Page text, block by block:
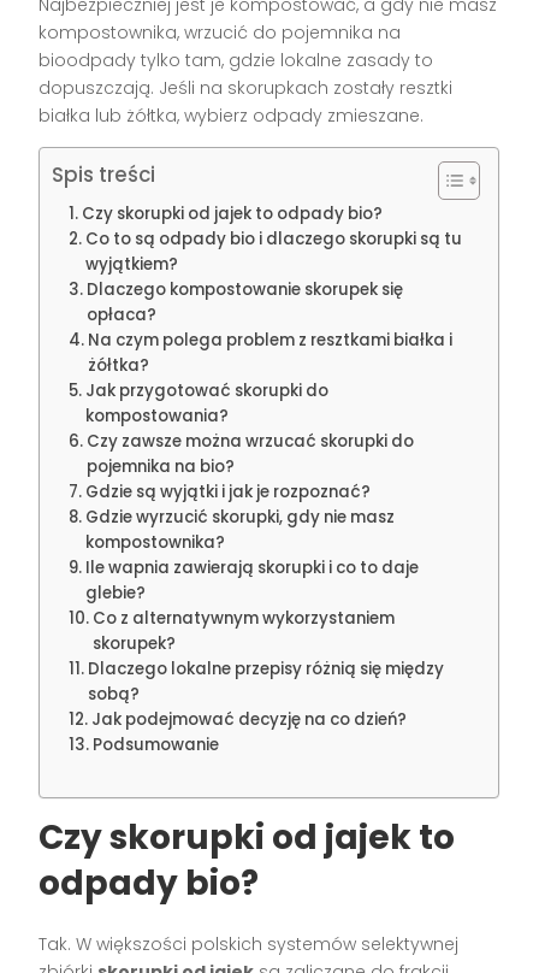
kompostownika, wrzucić do pojemnika na
bioodpady tylko tam, gdzie lokalne zasady to
dopuszczają. Jeśli na skorupkach zostały resztki
białka lub żółtka, wybierz odpady zmieszane.
Spis treści
Czy skorupki od jajek to odpady bio?
Co to są odpady bio i dlaczego skorupki są tu
wyjątkiem?
Dlaczego kompostowanie skorupek się
opłaca?
Na czym polega problem z resztkami białka i
żółtka?
Jak przygotować skorupki do
kompostowania?
Czy zawsze można wrzucać skorupki do
pojemnika na bio?
Gdzie są wyjątki i jak je rozpoznać?
Gdzie wyrzucić skorupki, gdy nie masz
kompostownika?
Ile wapnia zawierają skorupki i co to daje
glebie?
Co z alternatywnym wykorzystaniem
skorupek?
Dlaczego lokalne przepisy różnią się między
sobą?
Jak podejmować decyzję na co dzień?
Podsumowanie
Czy skorupki od jajek to
odpady bio?
Tak. W większości polskich systemów selektywnej